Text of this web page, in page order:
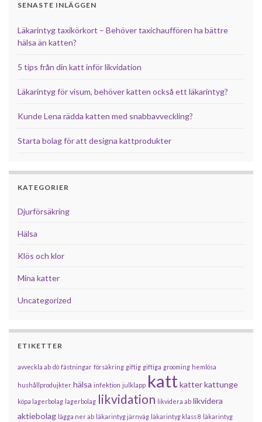
SENASTE INLÄGGEN
Läkarintyg taxikörkort – Behöver taxichauffören ha bättre
hälsa än katten?
5 tips från din katt inför likvidation
Läkarintyg för visum, behöver katten också ett läkarintyg?
Kunde Lena rädda katten med snabbavveckling?
Starta bolag för att designa kattprodukter
KATEGORIER
Djurförsäkring
Hälsa
Klös och klor
Mina katter
Uncategorized
ETIKETTER
avveckla ab dö fästningar försäkring giftig giftiga grooming hemlösa
hushållprodujkter hälsa infektion julklapp kattkatterkattunge
köpa lagerbolag lagerbolag likvidation likvidera ab likvidera
aktiebolag lägga ner ab läkarintyg järnväg läkarintyg klass 8 läkarintyg